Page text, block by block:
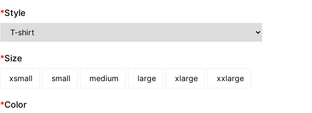
*Style
*Size
xsmall small medium large xlarge xxlarge
*Color